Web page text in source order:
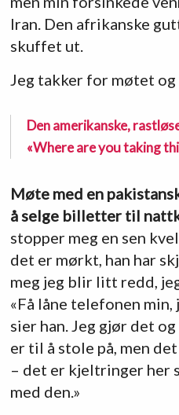
Iran. Den afrikanske
skuffet ut.
Jeg takker for møtet og
Den amerikanske,
«Where are you taking
Møte med en
å selge billetter til
stopper meg en sen
det er mørkt, han har
meg jeg blir litt redd,
«Få låne telefonen min,
sier han. Jeg gjør det
er til å stole på, men
– det er kjeltringer her
med den.»